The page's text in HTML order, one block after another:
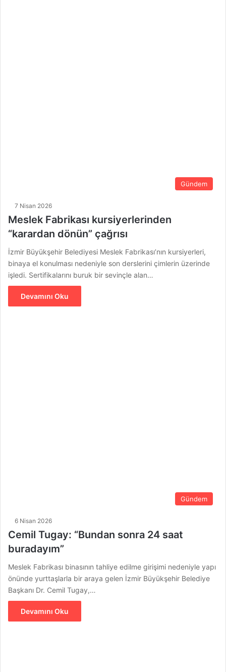
Gündem
7 Nisan 2026
Meslek Fabrikası kursiyerlerinden
“karardan dönün” çağrısı
İzmir Büyükşehir Belediyesi Meslek Fabrikası’nın kursiyerleri,
binaya el konulması nedeniyle son derslerini çimlerin üzerinde
işledi. Sertifikalarını buruk bir sevinçle alan…
Devamını Oku
Gündem
6 Nisan 2026
Cemil Tugay: “Bundan sonra 24 saat
buradayım”
Meslek Fabrikası binasının tahliye edilme girişimi nedeniyle yapı
önünde yurttaşlarla bir araya gelen İzmir Büyükşehir Belediye
Başkanı Dr. Cemil Tugay,…
Devamını Oku